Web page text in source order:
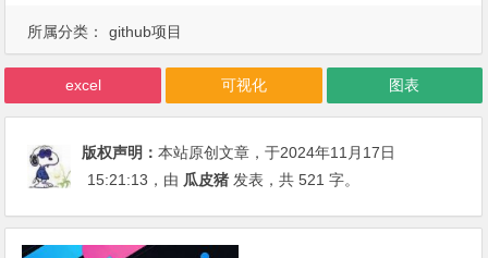
所属分类： github项目
excel 可视化 图表
版权声明：本站原创文章，于2024年11月17日
15:21:13 ，由 瓜皮猪 发表，共 521 字。